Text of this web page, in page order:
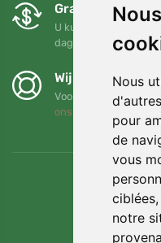
Nous
pour
de
vous
notre
Gratis ruilen en
U kunt uw bestelling
dagen retourneren of
Wij steunen
Voor elke bestelling
ons